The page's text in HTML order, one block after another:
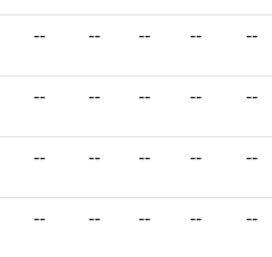
-- -- -- -- --
-- -- -- -- --
-- -- -- -- --
-- -- -- -- --